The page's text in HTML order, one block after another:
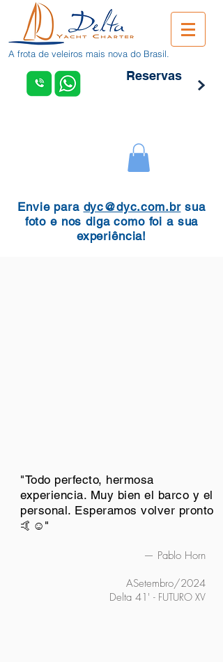
A frota de veleiros mais nova do Brasil.
Reservas
Envie para dyc@dyc.com.brsua
foto e nos diga como foi a sua
experiência!
"Todo perfecto, hermosa
experiencia. Muy bien el barco y el
personal. Esperamos volver pronto
🤙☺️"
— Pablo Horn
ASetembro/2024
Delta 41' - FUTURO XV